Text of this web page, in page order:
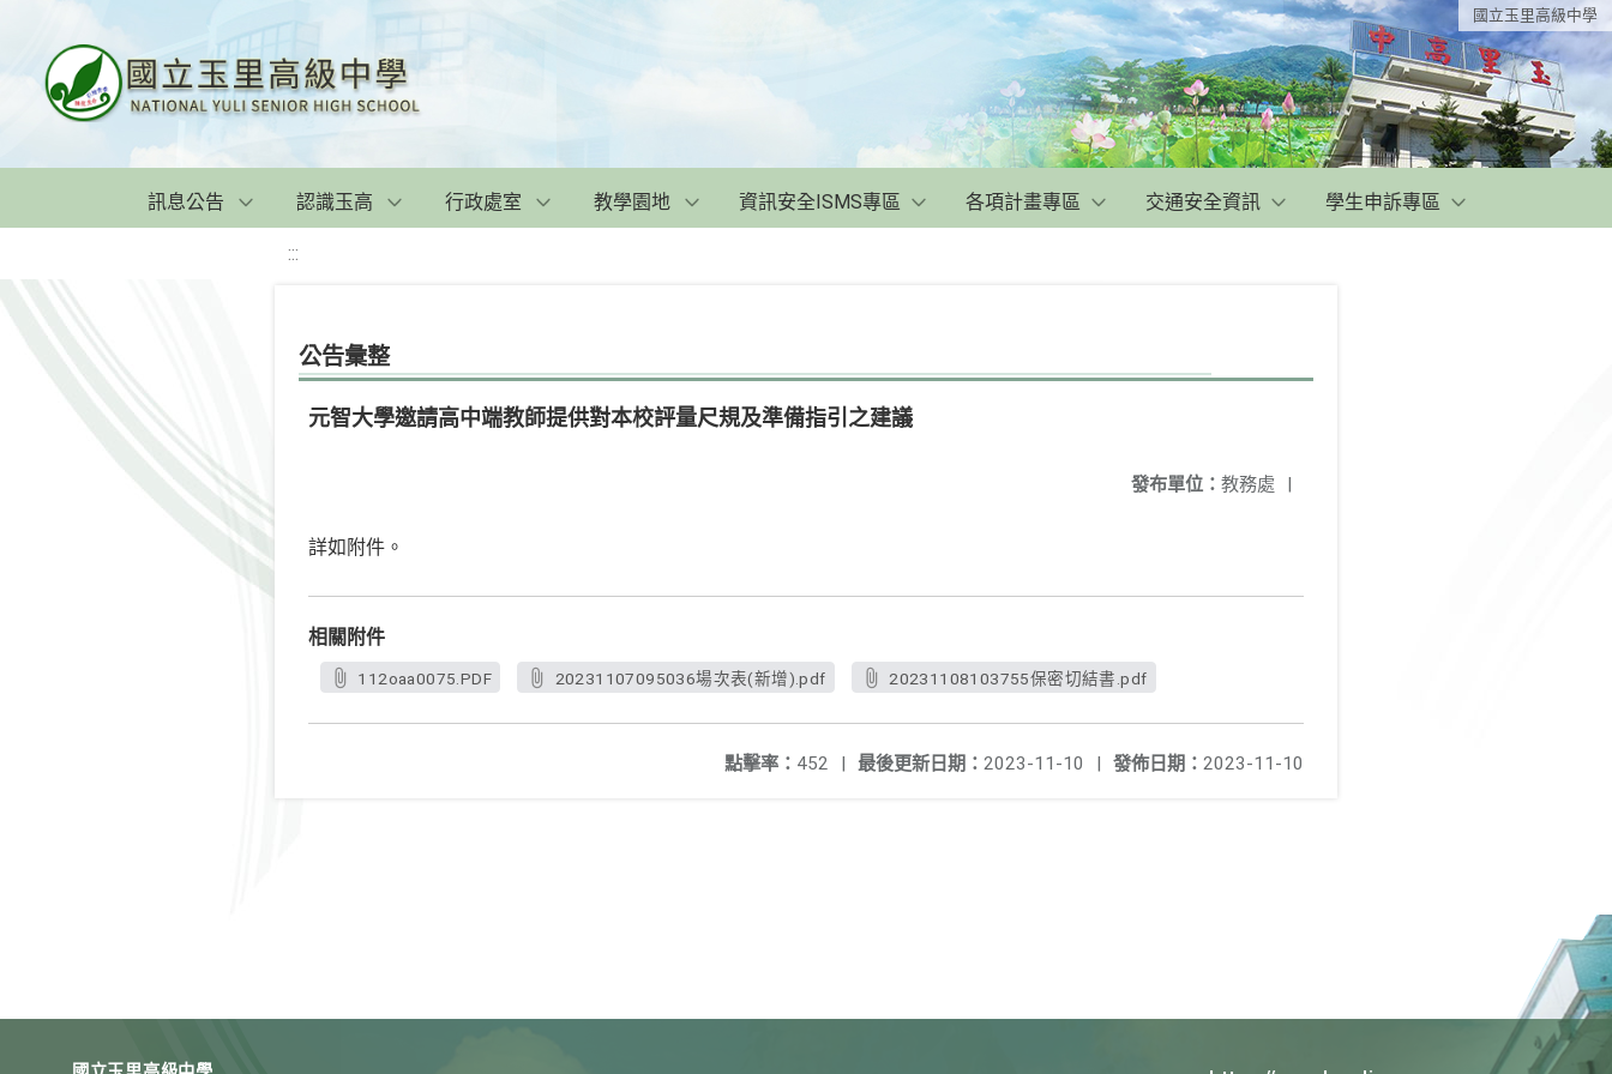
國立玉里高級中學
訊息公告 認識玉高 行政處室 教學園地 資訊安全ISMS專區 各項計畫專區 交通安全資訊 學生申訴專區
:::
公告彙整
元智大學邀請高中端教師提供對本校評量尺規及準備指引之建議
發布單位： 教務處 |
詳如附件。
相關附件
112oaa0075.PDF 20231107095036場次表(新增).pdf 20231108103755保密切結書.pdf
發佈日期： 2023-11-10
最後更新日期： 2023-11-10 |
點擊率： 452 |